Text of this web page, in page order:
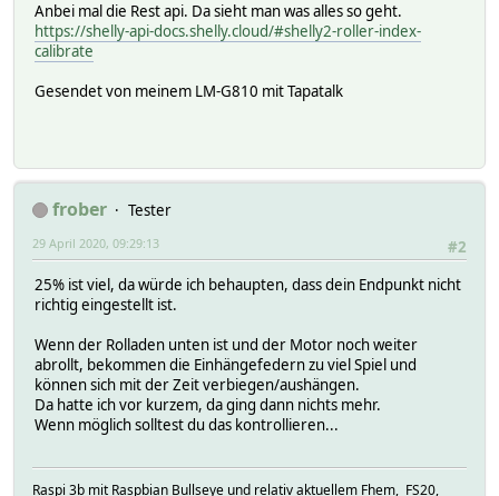
Anbei mal die Rest api. Da sieht man was alles so geht.
https://shelly-api-docs.shelly.cloud/#shelly2-roller-index-
calibrate
Gesendet von meinem LM-G810 mit Tapatalk
frober
Tester
#2
29 April 2020, 09:29:13
25% ist viel, da würde ich behaupten, dass dein Endpunkt nicht
richtig eingestellt ist.
Wenn der Rolladen unten ist und der Motor noch weiter
abrollt, bekommen die Einhängefedern zu viel Spiel und
können sich mit der Zeit verbiegen/aushängen.
Da hatte ich vor kurzem, da ging dann nichts mehr.
Wenn möglich solltest du das kontrollieren...
Raspi 3b mit Raspbian Bullseye und relativ aktuellem Fhem, FS20,